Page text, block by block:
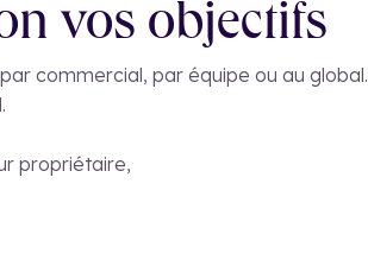
vos objectifs
commercial, par équipe ou au global.
propriétaire,